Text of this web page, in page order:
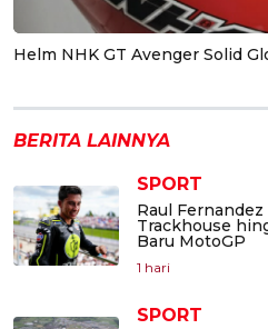
Helm NHK GT Avenger Solid
BERITA LAINNYA
SPORT
Raul
Trackhouse
Baru MotoGP
1 hari
SPORT